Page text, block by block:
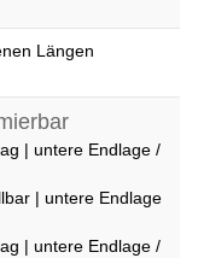
Längen
| untere Endlage /
| untere Endlage
| untere Endlage /